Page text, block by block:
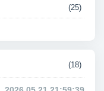
(25)
(18)